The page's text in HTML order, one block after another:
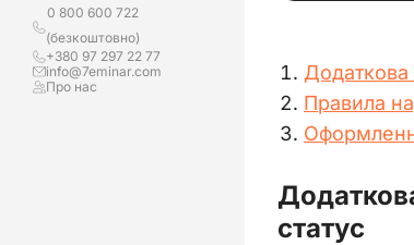
0 800 600 722
(безкоштовно)
+380 97 297 22 77
info@7eminar.com
Про нас
Додаткова
Правила
статус